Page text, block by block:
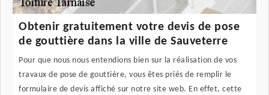
Obtenir gratuitement votre devis de pose
de gouttière dans la ville de Sauveterre
Pour que nous nous entendions bien sur la réalisation de vos
travaux de pose de gouttière, vous êtes priés de remplir le
formulaire de devis affiché sur notre site web. En effet, cette